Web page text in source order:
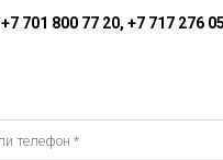
+7 701 800 77 20, +7 717 276